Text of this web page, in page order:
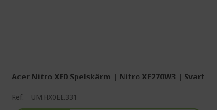
Acer Nitro XF0 Spelskärm | Nitro XF270W3 | Svart
Ref. UM.HX0EE.331